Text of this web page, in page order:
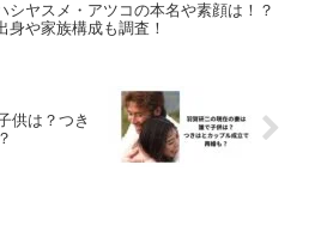
シヤスメ・アツコの本名や素顔は！？
身や家族構成も調査！
供は？つき